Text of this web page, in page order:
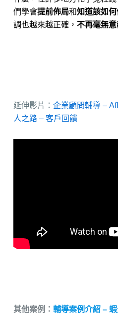
們學會提前佈局和知道該如
調也越來越正確， 不再毫無
​延伸影片： 企業顧問輔導 –
人之路 – 客戶回饋
其他案例： 輔導案例介紹 –